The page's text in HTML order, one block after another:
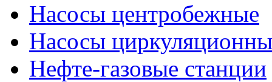
Насосы центробежные
Насосы
Нефте-газовые станции